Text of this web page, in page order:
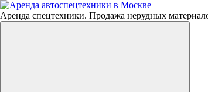
Аренда спецтехники. Продажа нерудных